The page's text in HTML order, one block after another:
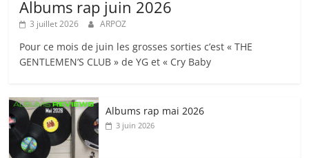
Albums rap juin 2026
3 juillet 2026 ARPOZ
Pour ce mois de juin les grosses sorties c’est « THE
GENTLEMEN’S CLUB » de YG et « Cry Baby
Albums rap mai 2026
3 juin 2026